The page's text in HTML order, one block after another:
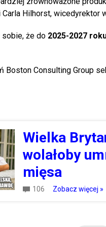
Carla Hilhorst,
sobie, że do 2025-2027
Boston Consulting Group
Wielka
wolałoby
mięsa
106 Zobacz więcej »